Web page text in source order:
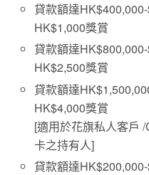
貸款額達
HK$1,000獎賞
貸款額達
HK$2,500獎賞
貸款額達
HK$4,000獎賞
[適用於花旗私人客戶
卡之持有人]
貸款額達